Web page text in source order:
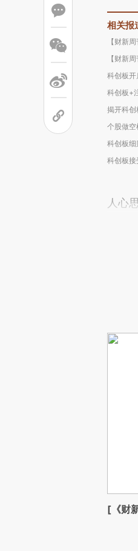
相关报
【财新
【财新
科创板开
科创板+
揭开科创
个股做空
科创板细
科创板接
人心
[《财